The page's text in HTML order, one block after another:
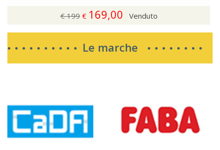
€ 199€ 169,00 Venduto
Le marche